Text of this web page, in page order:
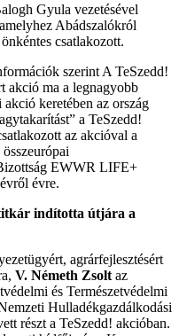
Gyula vezetésével
Abádszalókról
csatlakozott.
szerint A TeSzedd!
akció ma a legnagyobb
keretében az ország
a TeSzedd!
az akcióval a
EWWR LIFE+
évre.
indította útjára a
agrárfejlesztésért
V. Németh Zsolt az
és Természetvédelmi
Hulladékgazdálkodási
részt a TeSzedd! akcióban.